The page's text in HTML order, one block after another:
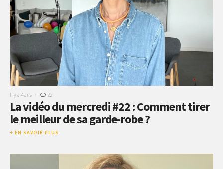
Il y a 4 ans - 22
La vidéo du mercredi #22 : Comment tirer
le meilleur de sa garde-robe ?
EN SAVOIR PLUS